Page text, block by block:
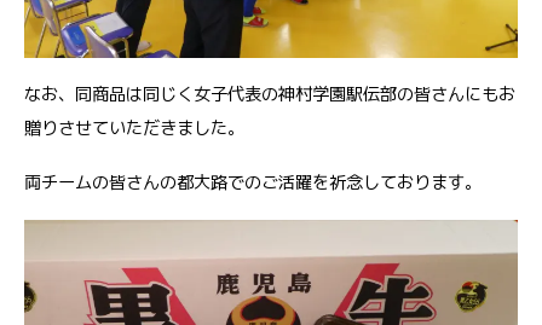
なお、同商品は同じく女子代表の神村学園駅伝部の皆さんにもお
贈りさせていただきました。
両チームの皆さんの都大路でのご活躍を祈念しております。